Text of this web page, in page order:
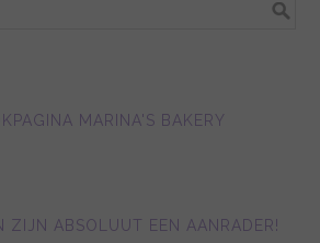
MARINA'S BAKERY
ZIJN ABSOLUUT EEN AANRADER!